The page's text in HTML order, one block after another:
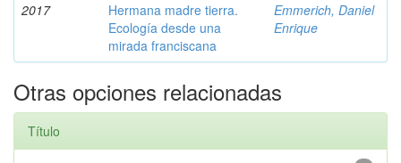
2017
Hermana madre tierra.
Ecología desde una
mirada franciscana
Emmerich, Daniel
Enrique
Otras opciones relacionadas
Título